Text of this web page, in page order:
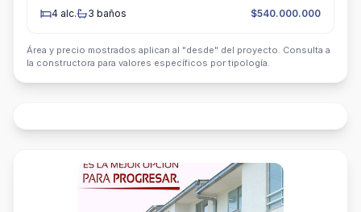
4 alc. 3 baños $540.000.000
Área y precio mostrados aplican al "desde" del proyecto. Consulta a
la constructora para valores específicos por tipología.